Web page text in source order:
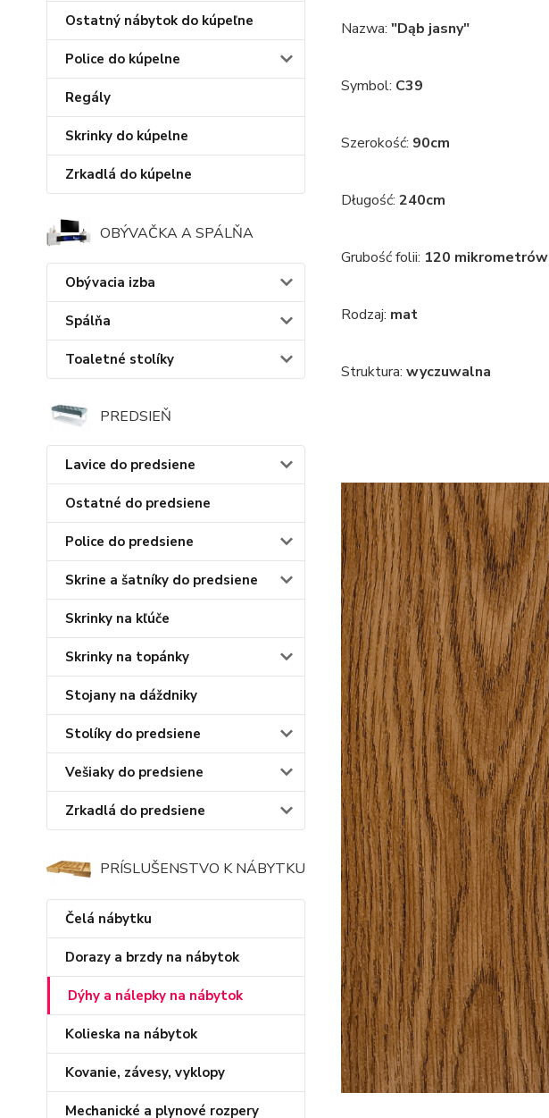
Ostatný nábytok do kúpeľne
Police do kúpelne
Regály
Skrinky do kúpelne
Zrkadlá do kúpelne
OBÝVAČKA A SPÁLŇA
Obývacia izba
Spálňa
Toaletné stolíky
PREDSIEŇ
Lavice do predsiene
Ostatné do predsiene
Police do predsiene
Skrine a šatníky do predsiene
Skrinky na kľúče
Skrinky na topánky
Stojany na dáždniky
Stolíky do predsiene
Vešiaky do predsiene
Zrkadlá do predsiene
PRÍSLUŠENSTVO K NÁBYTKU
Čelá nábytku
Dorazy a brzdy na nábytok
Dýhy a nálepky na nábytok
Kolieska na nábytok
Kovanie, závesy, vyklopy
Mechanické a plynové rozpery
Nazwa: "Dąb jasny"
Symbol: C39
Szerokość: 90cm
Długość: 240cm
Grubość folii: 120 mikrometrów
Rodzaj: mat
Struktura: wyczuwalna